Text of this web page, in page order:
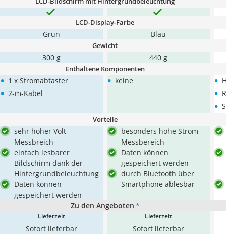
LCD-Display-Farbe
Grün Blau
Gewicht
300 g 440 g
Enthaltene Komponenten
• 1 x Stromabtaster
• 2-m-Kabel
• keine •
•
•
Vorteile
sehr hoher Volt-
Messbreich
einfach lesbarer
Bildschirm dank der
Hintergrundbeleuchtung
Daten können
gespeichert werden
besonders hohe Strom-
Messbereich
Daten können
gespeichert werden
durch Bluetooth über
Smartphone ablesbar
Zu den Angeboten *
Lieferzeit
Sofort lieferbar
Lieferzeit
Sofort lieferbar